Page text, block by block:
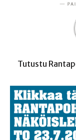
Tutustu